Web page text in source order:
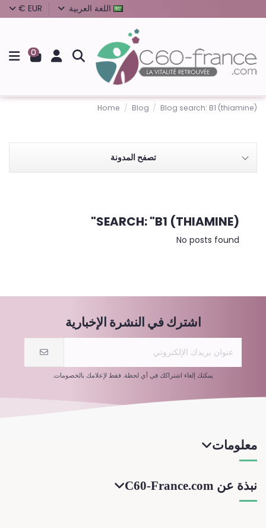
اللغة العربية EUR €
0
Home Blog Blog search: B1 (thiamine)
تصفح المدونة
SEARCH: "B1 (THIAMINE)"
No posts found
اشترك في النشرة الإخبارية
يمكنك إلغاء اشتراكك في أي لحظة. فقط لإعلامك بالخصومات.
معلومات
نبذة عن C60-France.com